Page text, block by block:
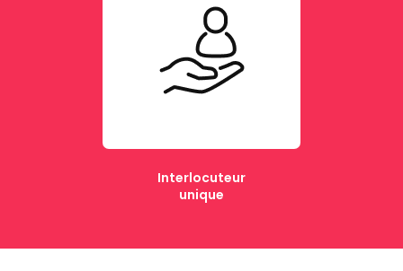
Interlocuteur
unique